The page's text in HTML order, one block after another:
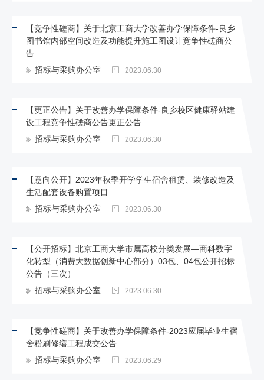
【竞争性磋商】关于北京工商大学改善办学保障条件-良乡
图书馆内部空间改造及功能提升施工图设计竞争性磋商公
告
招标与采购办公室
2023.06.30
【更正公告】关于改善办学保障条件-良乡校区健康驿站建
设工程竞争性磋商公告更正公告
招标与采购办公室
2023.06.30
【意向公开】2023年秋季开学学生宿舍租赁、装修改造及
生活配套设备购置项目
招标与采购办公室
2023.06.30
【公开招标】北京工商大学市属高校分类发展—商科数字
化转型（消费大数据创新中心部分）03包、04包公开招标
公告（三次）
招标与采购办公室
2023.06.30
【竞争性磋商】关于改善办学保障条件-2023应届毕业生宿
舍粉刷修缮工程成交公告
招标与采购办公室
2023.06.29